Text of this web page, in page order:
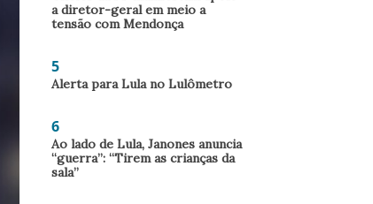
a diretor-geral em meio a
tensão com Mendonça
5
Alerta para Lula no Lulômetro
6
Ao lado de Lula, Janones anuncia
“guerra”: “Tirem as crianças da
sala”